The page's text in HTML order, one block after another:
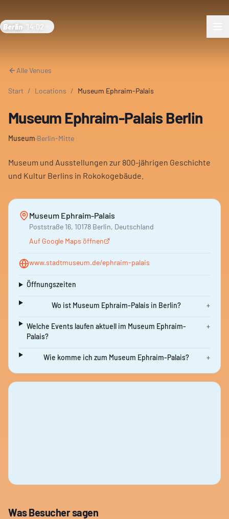
Berlin 14:02
Alle Venues
Start / Locations / Museum Ephraim-Palais
Museum Ephraim-Palais Berlin
Museum·Berlin-Mitte
Museum und Ausstellungen zur 800-jährigen Geschichte
und Kultur Berlins in Rokokogebäude.
Museum Ephraim-Palais
Poststraße 16, 10178 Berlin, Deutschland
Auf Google Maps öffnen
www.stadtmuseum.de/ephraim-palais
Öffnungszeiten
Wo ist Museum Ephraim-Palais in Berlin? +
Welche Events laufen aktuell im Museum Ephraim-
Palais?
+
Wie komme ich zum Museum Ephraim-Palais? +
Was Besucher sagen